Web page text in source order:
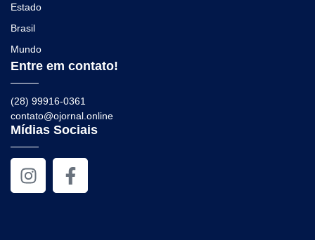
Estado
Brasil
Mundo
Entre em contato!
(28) 99916-0361
contato@ojornal.online
Mídias Sociais